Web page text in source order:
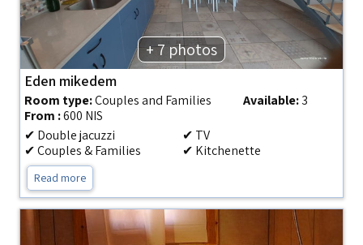
+ 7 photos
Eden mikedem
Room type:Couples and Families Available:3
From :600 NIS
✔ Double jacuzzi
✔ TV
✔ Couples & Families
✔ Kitchenette
Read more